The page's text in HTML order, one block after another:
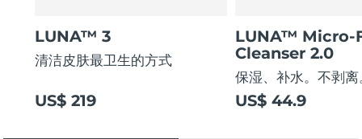
LUNA™ 3
清洁皮肤最卫生的方式
US$ 219
LUNA™ Micro-
Cleanser 2.0
保湿、补水。不剥离
US$ 44.9